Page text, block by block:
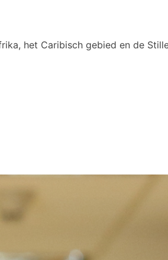
het Caribisch gebied en de